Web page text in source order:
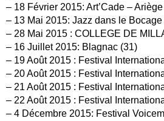
– 18 Février 2015: Art’Cade –
– 13 Mai 2015: Jazz dans le
– 28 Mai 2015 : COLLEGE DE
– 16 Juillet 2015: Blagnac (31)
– 19 Août 2015 : Festival
– 20 Août 2015 : Festival
– 21 Août 2015 : Festival
– 22 Août 2015 : Festival
– 4 Décembre 2015: Festival